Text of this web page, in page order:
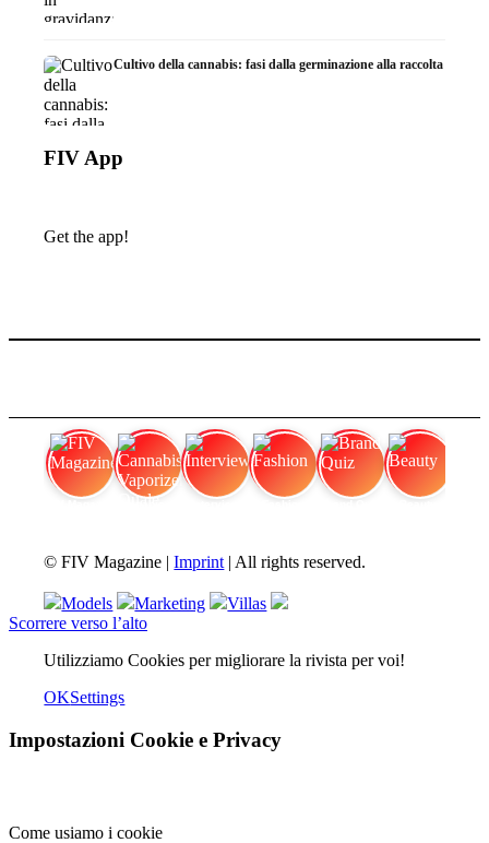
Cultivo della cannabis: fasi dalla germinazione alla raccolta
FIV App
Get the app!
© FIV Magazine |Imprint| All rights reserved.
Models Marketing
Villas
Scorrere verso l’alto
Utilizziamo Cookies per migliorare la rivista per voi!
OKSettings
Impostazioni Cookie e Privacy
Come usiamo i cookie